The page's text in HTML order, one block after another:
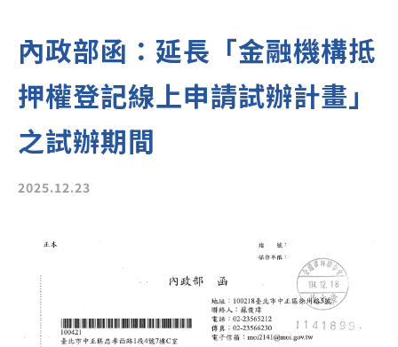
內政部函：延長「金融機構抵
押權登記線上申請試辦計畫」
之試辦期間
2025.12.23